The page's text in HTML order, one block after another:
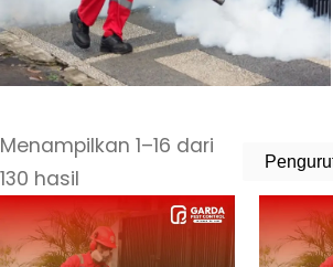
Menampilkan 1–16 dari
130 hasil